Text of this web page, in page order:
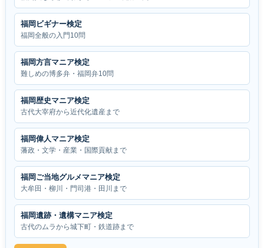
福岡ビギナー検定
福岡全般の入門10問
福岡方言マニア検定
難しめの博多弁・福岡弁10問
福岡歴史マニア検定
古代大宰府から近代化遺産まで
福岡偉人マニア検定
藩政・文学・産業・国際貢献まで
福岡ご当地グルメマニア検定
大牟田・柳川・門司港・田川まで
福岡遺跡・遺構マニア検定
古代のムラから城下町・鉄道跡まで